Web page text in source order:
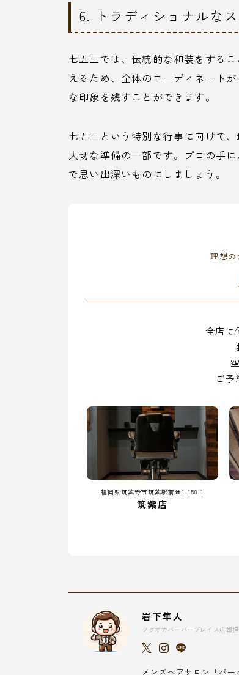
6. トラディショナルな
七五三では、伝統的な和装をする
えるため、全体のコーディネート
な印象を残すことができます。
七五三という特別な行事に向けて
大切な準備の一部です。プロの手
で思い出深いものにしましょう。
理想
全店に
ご予
福岡県筑紫野市筑紫駅前通1-150-1
筑紫店
岩下隼人
フクオカバーバープレイス広報担
メンズヘアサロン「バ